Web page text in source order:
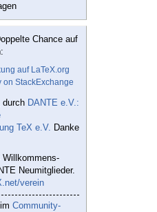
Chance auf
auf LaTeX.org
on StackExchange
durch DANTE e.V.:
TeX e.V. Danke
Willkommens-
Neumitglieder.
verein
Community-